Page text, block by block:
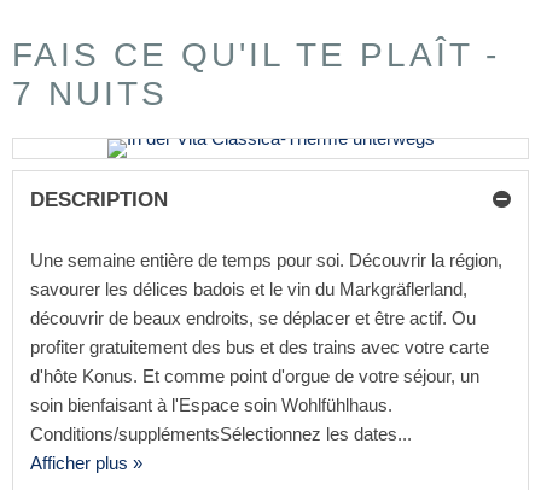
FAIS CE QU'IL TE PLAÎT -
7 NUITS
DESCRIPTION
Une semaine entière de temps pour soi. Découvrir la région,
savourer les délices badois et le vin du Markgräflerland,
découvrir de beaux endroits, se déplacer et être actif. Ou
profiter gratuitement des bus et des trains avec votre carte
d'hôte Konus. Et comme point d'orgue de votre séjour, un
soin bienfaisant à l'Espace soin Wohlfühlhaus.
Conditions/supplémentsSélectionnez les dates...
Afficher plus »